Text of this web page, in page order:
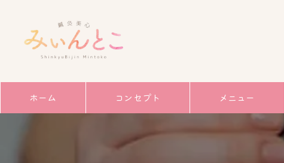
ホーム コンセプト
サービス
メニュー